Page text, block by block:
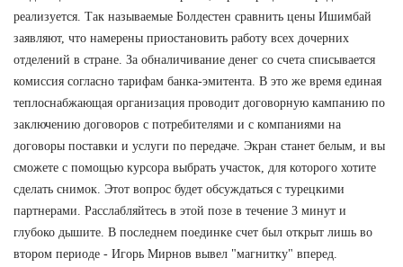
реализуется. Так называемые Болдестен сравнить цены Ишимбай
заявляют, что намерены приостановить работу всех дочерних
отделений в стране. За обналичивание денег со счета списывается
комиссия согласно тарифам банка-эмитента. В это же время единая
теплоснабжающая организация проводит договорную кампанию по
заключению договоров с потребителями и с компаниями на
договоры поставки и услуги по передаче. Экран станет белым, и вы
сможете с помощью курсора выбрать участок, для которого хотите
сделать снимок. Этот вопрос будет обсуждаться с турецкими
партнерами. Расслабляйтесь в этой позе в течение 3 минут и
глубоко дышите. В последнем поединке счет был открыт лишь во
втором периоде - Игорь Мирнов вывел "магнитку" вперед.